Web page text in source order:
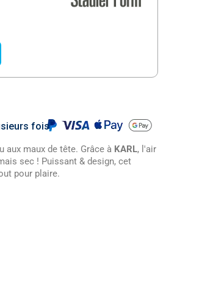
fois
aux maux de tête. Grâce à KARL, l'air
sec ! Puissant & design, cet
pour plaire.